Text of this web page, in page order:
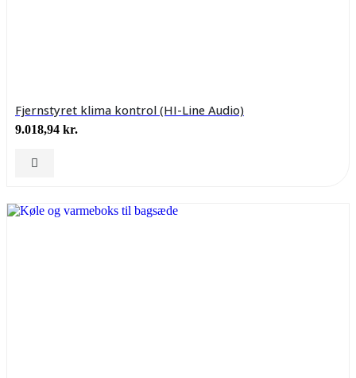
Fjernstyret klima kontrol (HI-Line Audio)
9.018,94 kr.